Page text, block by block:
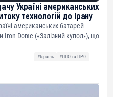
Україні американських
технологій до Ірану
американських батарей
Iron Dome («Залізний купол»), що
#Ізраїль
#ППО та ПРО